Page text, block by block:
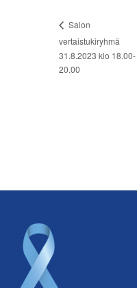
Salon
vertaistukiryhmä
31.8.2023 klo 18.00-
20.00